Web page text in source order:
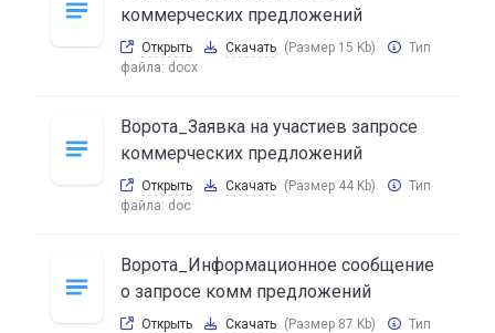
коммерческих предложений
Открыть Скачать (Размер 15 Kb)
Тип
файла: docx
Ворота_Заявка на участиев запросе
коммерческих предложений
Открыть Скачать (Размер 44 Kb)
Тип
файла: doc
Ворота_Информационное сообщение
о запросе комм предложений
Открыть Скачать (Размер 87 Kb)
Тип